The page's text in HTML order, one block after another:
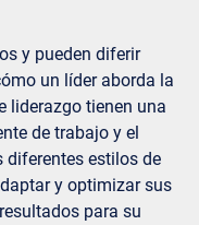
y pueden diferir
un líder aborda la
liderazgo tienen una
de trabajo y el
diferentes estilos de
y optimizar sus
para su